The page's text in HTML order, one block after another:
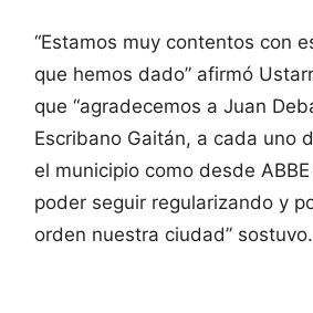
“Estamos muy contentos con
que hemos dado” afirmó
que “agradecemos a Juan
Escribano Gaitán, a cada uno
el municipio como desde
poder seguir regularizando y
orden nuestra ciudad” sostuvo.